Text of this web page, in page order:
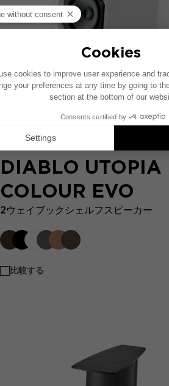
DIABLO UTOPIA
COLOUR EVO
2ウェイブックシェルフスピーカー
比較する